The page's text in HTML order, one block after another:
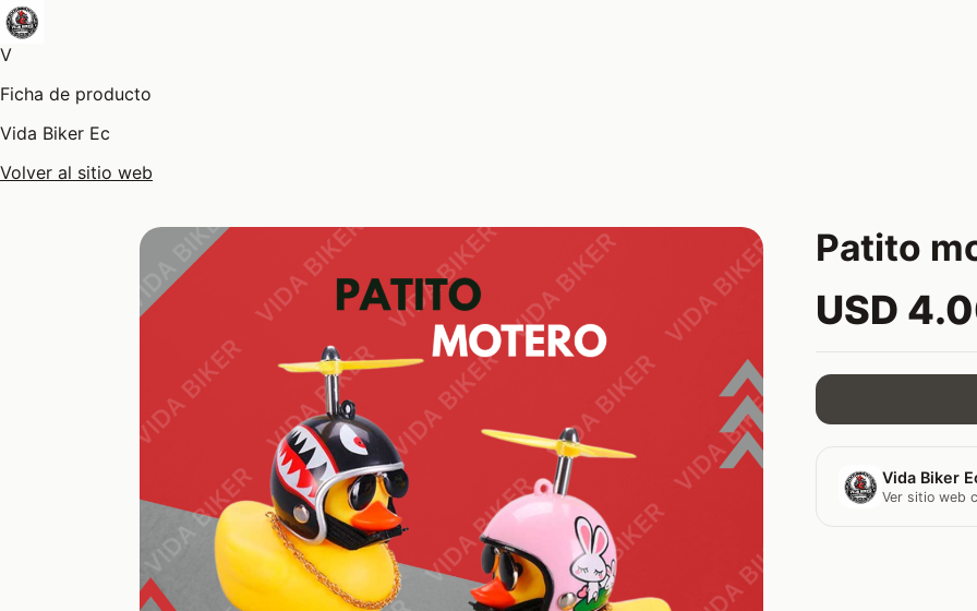
V
Ficha de producto
Vida Biker Ec
Volver al sitio web
Patito
USD
Vida Biker
Ver sitio web